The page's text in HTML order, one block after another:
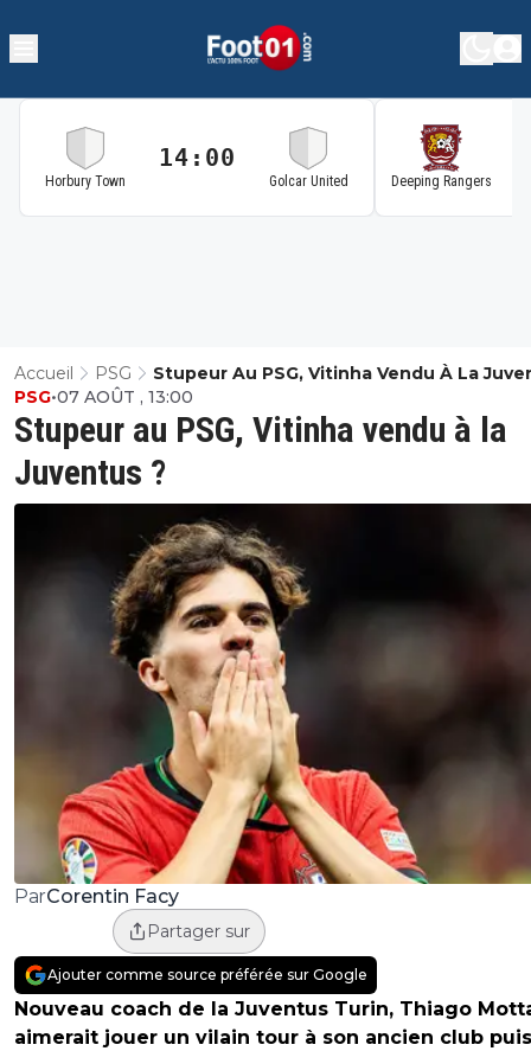
Horbury Town
14:00
Golcar United Deeping Rangers
Accueil PSG Stupeur Au PSG, Vitinha Vendu À La
Stupeur au PSG, Vitinha vendu à la
Juventus ?
PSG•07 AOÛT , 13:00
ParCorentin Facy
Partager sur
Ajouter comme source préférée sur Google
Nouveau coach de la Juventus Turin, Thiago
aimerait jouer un vilain tour à son ancien club